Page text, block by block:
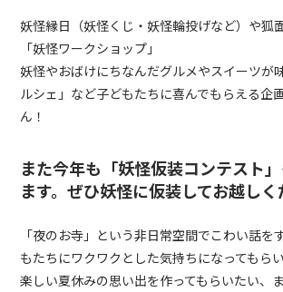
妖怪縁日（妖怪くじ・妖怪輪投げなど）や狐
「妖怪ワークショップ」
妖怪やおばけにちなんだグルメやスイーツが
ルシェ」など子どもたちに喜んでもらえる企
ん！
また今年も「妖怪仮装コンテスト
ます。ぜひ妖怪に仮装してお越しく
「夜のお寺」という非日常空間でこわい話を
もたちにワクワクとした気持ちになってもらい
楽しい夏休みの思い出を作ってもらいたい、